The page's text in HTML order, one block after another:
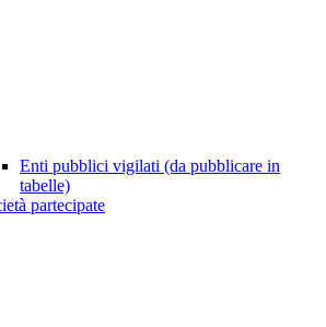
Enti pubblici vigilati (da pubblicare in
tabelle)
partecipate